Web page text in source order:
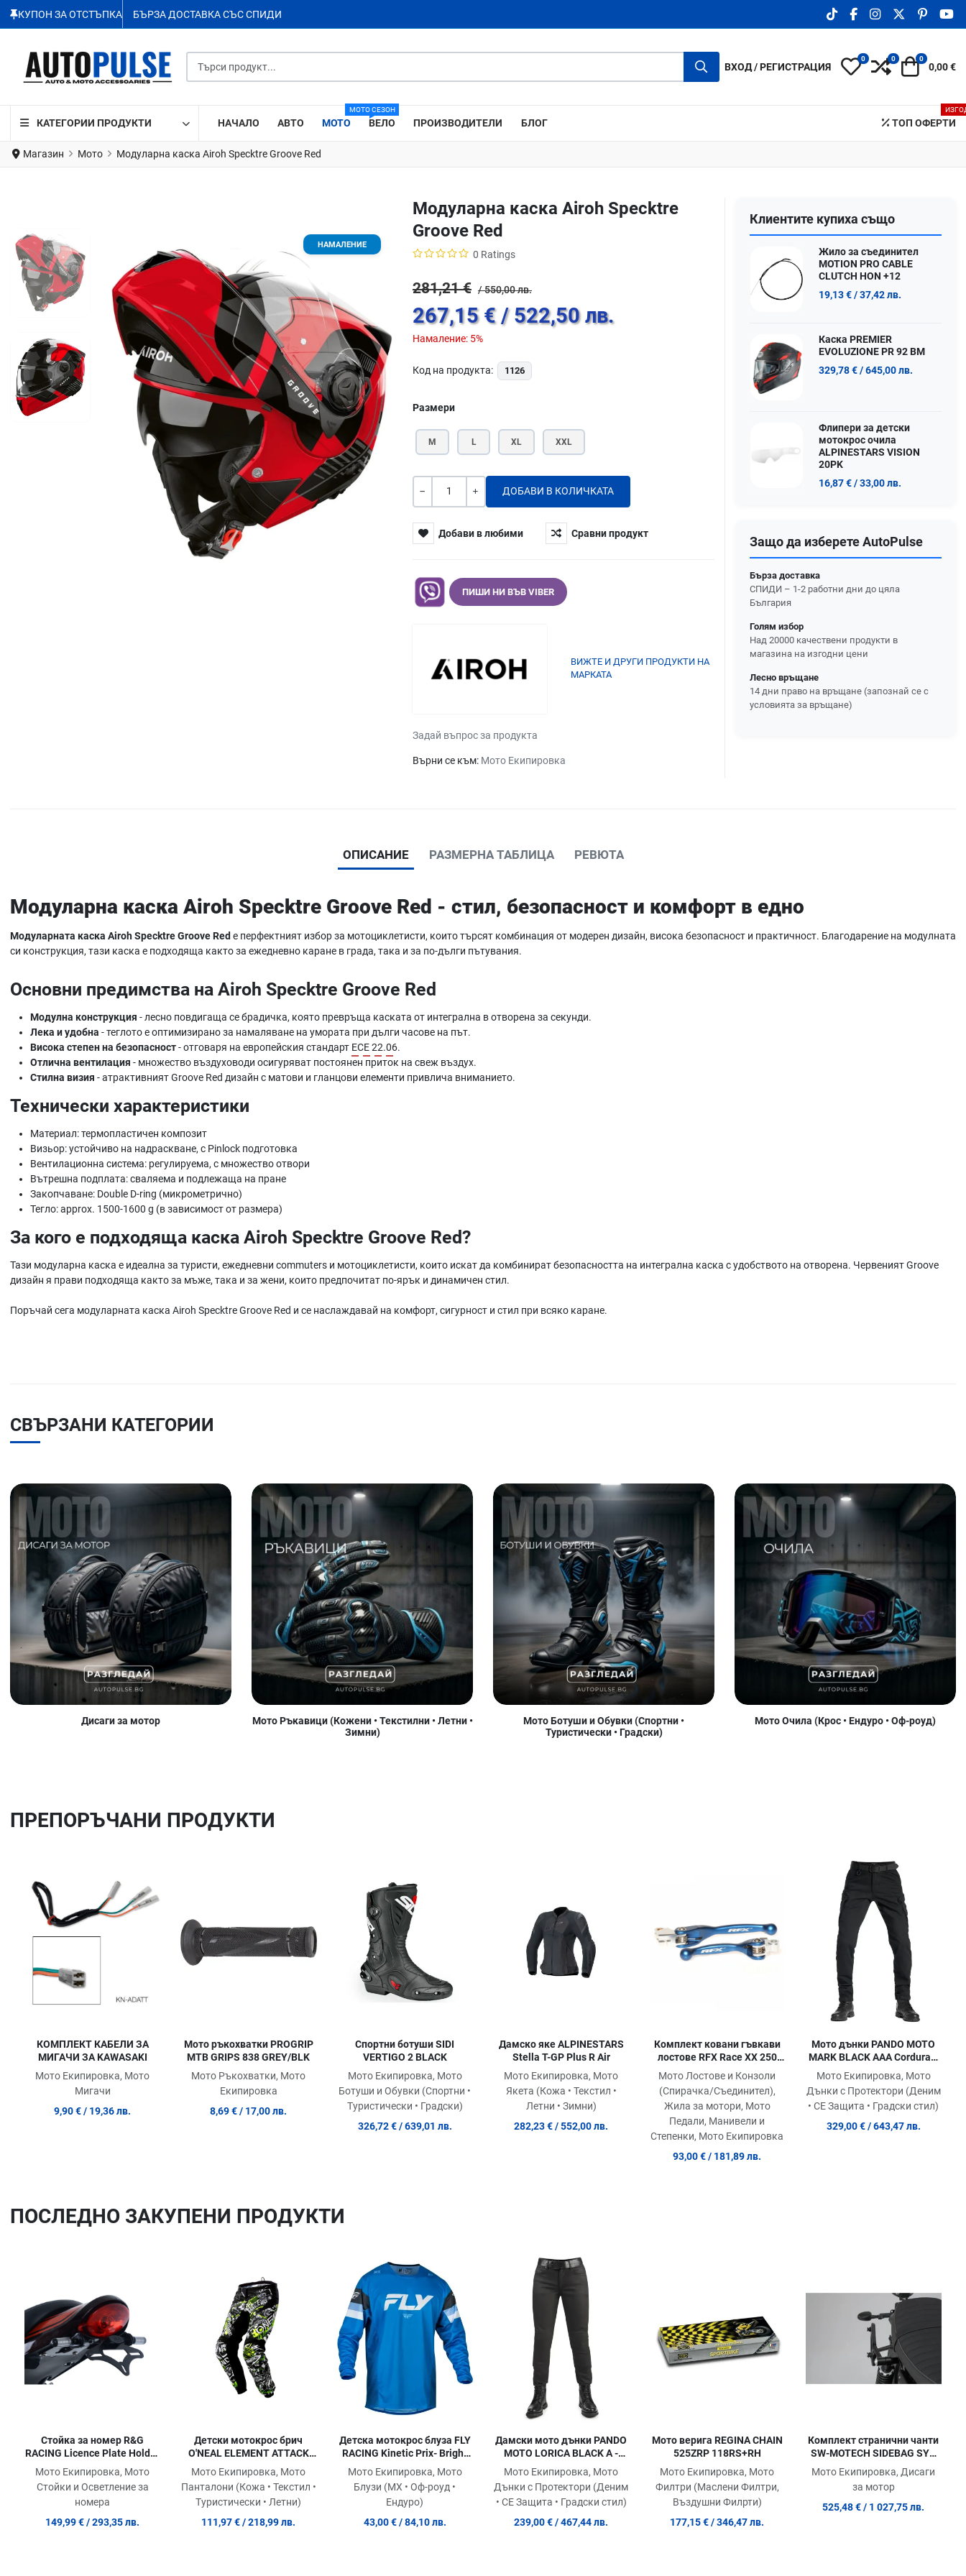
КУПОН ЗА ОТСТЪПКА БЪРЗА ДОСТАВКА СЪС СПИДИ TIKTOK SOCIAL LINK
FACEBOOK SOCIAL
INSTAGRAM
X.COM
ВХОД / РЕГИСТРАЦИЯ My Wishlist
0 Compare
0 Количка
0
0,00 €
КАТЕГОРИИ ПРОДУКТИ НАЧАЛО АВТО МОТО
МОТО СЕЗОН
ВЕЛО ПРОИЗВОДИТЕЛИ БЛОГ ТОП ОФЕРТИ
Магазин Мото Модуларна каска Airoh Specktre Groove Red
НАМАЛЕНИЕ
Модуларна каска Airoh Specktre
Groove Red
0 Ratings
281,21 € / 550,00 лв.
267,15 € / 522,50 лв.
Намаление: 5%
Код на продукта: 1126
Размери
M L XL XXL
Количество
Добави в любими Сравни продукт
ПИШИ НИ ВЪВ VIBER
ВИЖТЕ И ДРУГИ ПРОДУКТИ НА
МАРКАТА
Задай въпрос за продукта
Върни се към: Мото Екипировка
Клиентите купиха също
Жило за съединител
MOTION PRO CABLE
CLUTCH HON +12
19,13 €/ 37,42 лв.
Каска PREMIER
EVOLUZIONE PR 92 BM
329,78 €/ 645,00 лв.
Флипери за детски
мотокрос очила
ALPINESTARS VISION
20PK
16,87 €/ 33,00 лв.
Защо да изберете AutoPulse
Бърза доставка
СПИДИ – 1-2 работни дни до цяла
България
Голям избор
Над 20000 качествени продукти в
магазина на изгодни цени
Лесно връщане
14 дни право на връщане (запознай се с
условията за връщане)
ОПИСАНИЕ РАЗМЕРНА ТАБЛИЦА РЕВЮТА
Модуларна каска Airoh Specktre Groove Red - стил, безопасност и комфорт в едно
Модуларната каска Airoh Specktre Groove Red е перфектният избор за мотоциклетисти, които търсят комбинация от модерен дизайн, висока безопасност и практичност. Благодарение на модулната
си конструкция, тази каска е подходяща както за ежедневно каране в града, така и за по-дълги пътувания.
Основни предимства на Airoh Specktre Groove Red
Модулна конструкция - лесно повдигаща се брадичка, която превръща каската от интегрална в отворена за секунди.
Лека и удобна - теглото е оптимизирано за намаляване на умората при дълги часове на път.
Висока степен на безопасност- отговаря на европейския стандарт ECE 22.06.
Отлична вентилация - множество въздуховоди осигуряват постоянен приток на свеж въздух.
Стилна визия - атрактивният Groove Red дизайн с матови и гланцови елементи привлича вниманието.
Технически характеристики
Материал: термопластичен композит
Визьор: устойчиво на надраскване, с Pinlock подготовка
Вентилационна система: регулируема, с множество отвори
Вътрешна подплата: сваляема и подлежаща на пране
Закопчаване: Double D-ring (микрометрично)
Тегло: approx. 1500-1600 g (в зависимост от размера)
За кого е подходяща каска Airoh Specktre Groove Red?
Тази модуларна каска е идеална за туристи, ежедневни commuters и мотоциклетисти, които искат да комбинират безопасността на интегрална каска с удобството на отворена. Червеният Groove
дизайн я прави подходяща както за мъже, така и за жени, които предпочитат по-ярък и динамичен стил.
Поръчай сега модуларната каска Airoh Specktre Groove Red и се наслаждавай на комфорт, сигурност и стил при всяко каране.
СВЪРЗАНИ КАТЕГОРИИ
Дисаги за мотор
Мото Ръкавици (Кожени • Текстилни • Летни •
Зимни)
Мото Ботуши и Обувки (Спортни •
Туристически • Градски)
Мото Очила (Крос • Ендуро • Оф-роуд)
ПРЕПОРЪЧАНИ ПРОДУКТИ
Quick View
КОМПЛЕКТ КАБЕЛИ ЗА
МИГАЧИ ЗА KAWASAKI
Мото Екипировка, Мото
Мигачи
9,90 €/ 19,36 лв.
Сравни продукт
Quick View
Мото ръкохватки PROGRIP
MTB GRIPS 838 GREY/BLK
Мото Ръкохватки, Мото
Екипировка
8,69 € / 17,00 лв.
Спортни ботуши SIDI
VERTIGO 2 BLACK
Мото Екипировка, Мото
Ботуши и Обувки (Спортни •
Туристически • Градски)
326,72 €/ 639,01 лв.
Quick View
Дамско яке ALPINESTARS
Stella T-GP Plus R Air
Мото Екипировка, Мото
Якета (Кожа • Текстил •
Летни • Зимни)
282,23 €/ 552,00 лв.
Добави в любими
Сравни продукт
Quick View
Комплект ковани гъвкави
лостове RFX Race XX 250
Мото Лостове и Конзоли
(Спирачка/Съединител),
Жила за мотори, Мото
Педали, Манивели и
Степенки, Мото Екипировка
93,00 € / 181,89 лв.
Мото дънки PANDO MOTO
MARK BLACK AAA Cordura®
and Balistex® - LONG
Мото Екипировка, Мото
Дънки с Протектори (Деним
• СЕ Защита • Градски стил)
329,00 € / 643,47 лв.
ПОСЛЕДНO ЗАКУПЕНИ ПРОДУКТИ
Сравни продукт
Стойка за номер R&G
RACING Licence Plate Holder
Kawasaki Z 900 RS
Мото Екипировка, Мото
Стойки и Осветление за
номера
149,99 €/ 293,35 лв.
Добави в любими
Сравни продукт
Quick View
Детски мотокрос брич
O'NEAL ELEMENT ATTACK
BLACK/HI-VIZ 2020
Мото Екипировка, Мото
Панталони (Кожа • Текстил •
Туристически • Летни)
111,97 € / 218,99 лв.
Добави в любими
Детска мотокрос блуза FLY
RACING Kinetic Prix- Bright
Blue/Charcoal/White
Мото Екипировка, Мото
Блузи (MX • Оф-роуд •
Ендуро)
43,00 €/ 84,10 лв.
Quick View
Дамски мото дънки PANDO
MOTO LORICA BLACK A -
Slim Fit Cordura® - SHORT
Мото Екипировка, Мото
Дънки с Протектори (Деним
• СЕ Защита • Градски стил)
239,00 €/ 467,44 лв.
Мото верига REGINA CHAIN
525ZRP 118RS+RH
Мото Екипировка, Мото
Филтри (Маслени Филтри,
Въздушни Филрти)
177,15 € / 346,47 лв.
Комплект странични чанти
SW-MOTECH SIDEBAG SYS
LEGEND LC V9 BOBBER ABS
20
Мото Екипировка, Дисаги
за мотор
525,48 € / 1 027,75 лв.